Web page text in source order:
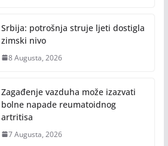
Srbija: potrošnja struje ljeti dostigla
zimski nivo
8 Augusta, 2026
Zagađenje vazduha može izazvati
bolne napade reumatoidnog
artritisa
7 Augusta, 2026